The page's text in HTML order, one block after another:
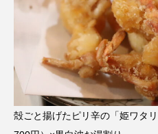
殻ごと揚げたピリ辛の「姫ワタ